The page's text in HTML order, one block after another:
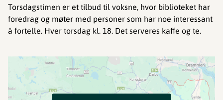
Torsdagstimen er et tilbud til voksne, hvor biblioteket har
foredrag og møter med personer som har noe interessant
å fortelle. Hver torsdag kl. 18. Det serveres kaffe og te.